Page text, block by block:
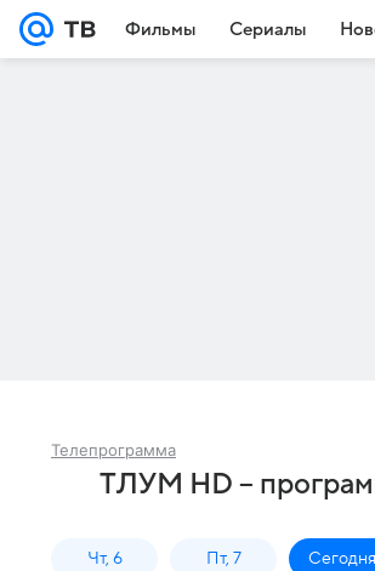
Фильмы Сериалы
Телепрограмма
ТЛУМ HD –
Чт, 6 Пт, 7 Сегодня